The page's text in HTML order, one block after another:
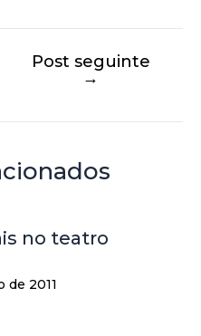
Post seguinte
→
no teatro
de 2011